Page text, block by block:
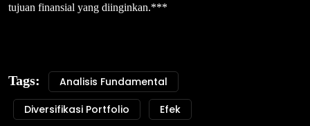
tujuan finansial yang diinginkan.***
Tags:
Analisis Fundamental
Diversifikasi Portfolio
Efek